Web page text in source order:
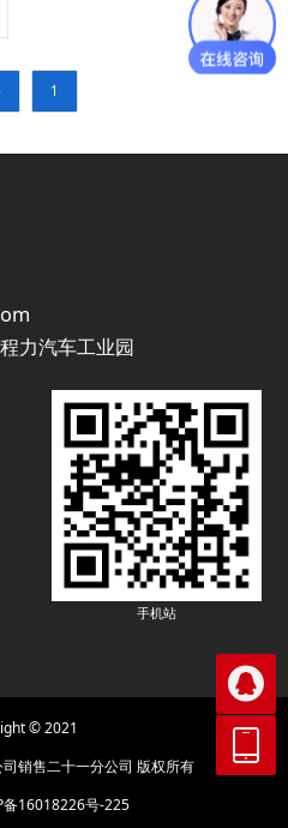
1
力汽车工业园
手机站
© 2021
销售二十一分公司 版权所有
备16018226号-225

